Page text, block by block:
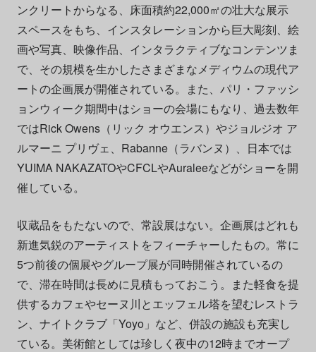
ンクリートからなる、床面積約22,000㎡の壮大な展示
スペースをもち、インスタレーションから巨大彫刻、絵
画や写真、映像作品、インタラクティブなコンテンツま
で、その規模を生かしたさまざまなメディウムの現代ア
ートの企画展が開催されている。また、パリ・ファッシ
ョンウィーク期間中はショーの会場にもなり、過去数年
ではRick Owens（リック オウエンス）やジョルジオ ア
ルマーニ プリヴェ、Rabanne（ラバンヌ）、日本では
YUIMA NAKAZATOやCFCLやAuraleeなどがショーを開
催している。
収蔵品をもたないので、常設展はない。企画展はどれも
新進気鋭のアーティストをフィーチャーしたもの。常に
5つ前後の個展やグループ展が同時開催されているの
で、滞在時間は長めに見積もっておこう。また軽食を提
供するカフェやセーヌ川とエッフェル塔を望むレストラ
ン、ナイトクラブ「Yoyo」など、併設の施設も充実し
ている。美術館としては珍しく夜中の12時までオープ